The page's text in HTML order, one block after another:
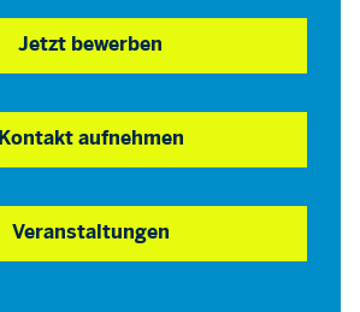
Jetzt bewerben
Kontakt aufnehmen
Veranstaltungen